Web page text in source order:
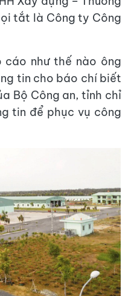
tắt là Công ty Công
cáo như thế nào ông
tin cho báo chí biết
Bộ Công an, tỉnh chỉ
tin để phục vụ công